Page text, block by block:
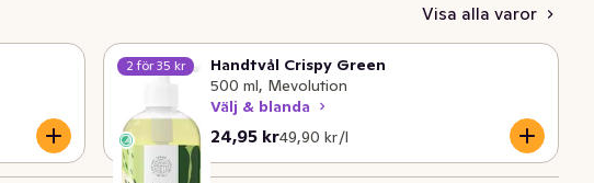
Visa alla varor
2 för 35 kr
Handtvål Crispy Green
500 ml, Mevolution
Välj & blanda
24,95 kr
Nuvarande pris är: 24,95 kr
49,90 kr /l
Styckpris: 49,90 kr /l